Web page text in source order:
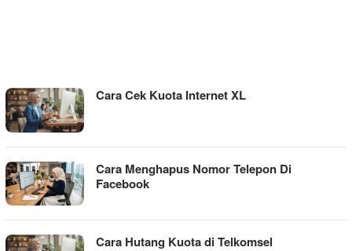
WIGATOS Cara Cek Kuota Internet XL
Cara Menghapus Nomor Telepon Di
Facebook
Cara Hutang Kuota di Telkomsel